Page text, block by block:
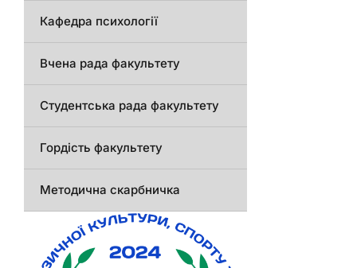
Кафедра психології
Вчена рада факультету
Студентська рада факультету
Гордість факультету
Методична скарбничка